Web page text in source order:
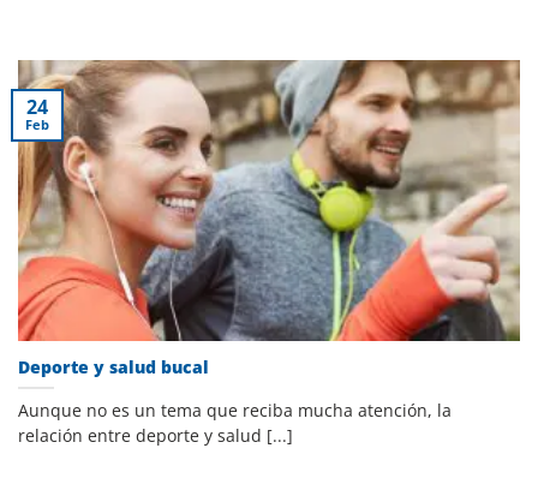
Deporte y salud bucal
Aunque no es un tema que reciba mucha atención, la
relación entre deporte y salud [...]
24
Feb